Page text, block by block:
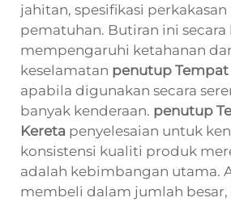
jahitan, spesifikasi
pematuhan. Butiran ini secara
mempengaruhi ketahanan
keselamatan penutup
apabila digunakan secara
banyak kenderaan. penutup
Kereta penyelesaian untuk
konsistensi kualiti produk
adalah kebimbangan utama.
membeli dalam jumlah